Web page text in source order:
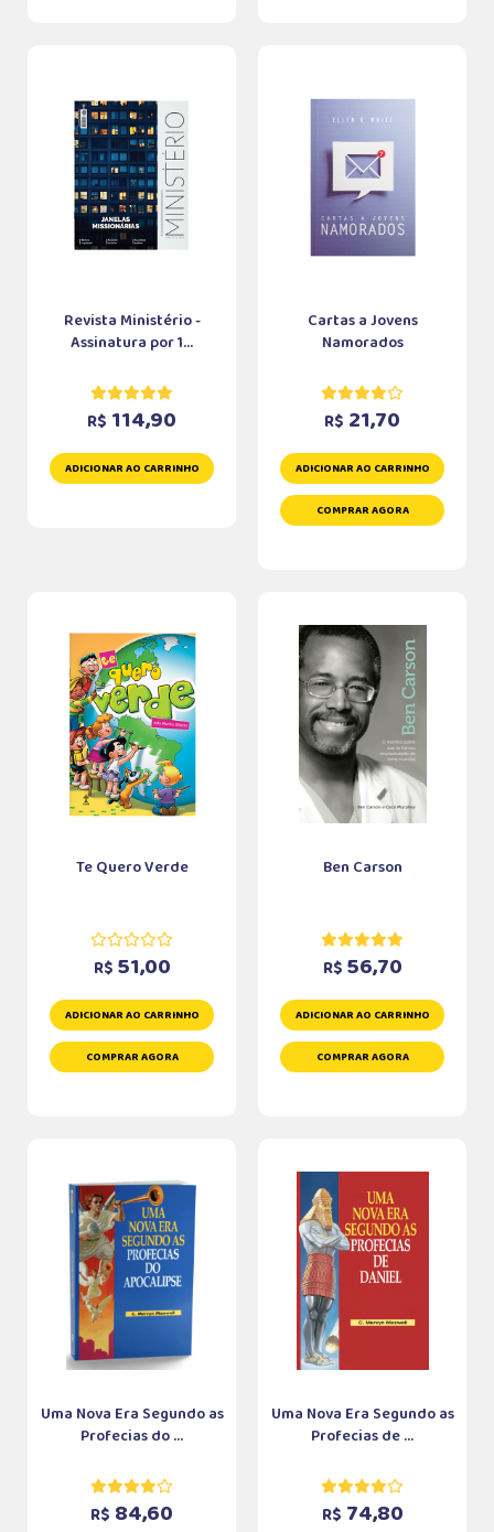
Revista Ministério -
Assinatura por 1...
R$ 114,90
ADICIONAR AO CARRINHO
Cartas a Jovens
Namorados
R$ 21,70
ADICIONAR AO CARRINHO
COMPRAR AGORA
Te Quero Verde
R$ 51,00
ADICIONAR AO CARRINHO
COMPRAR AGORA
Ben Carson
R$ 56,70
ADICIONAR AO CARRINHO
COMPRAR AGORA
Uma Nova Era Segundo as
Profecias do ...
R$ 84,60
Uma Nova Era Segundo as
Profecias de ...
R$ 74,80